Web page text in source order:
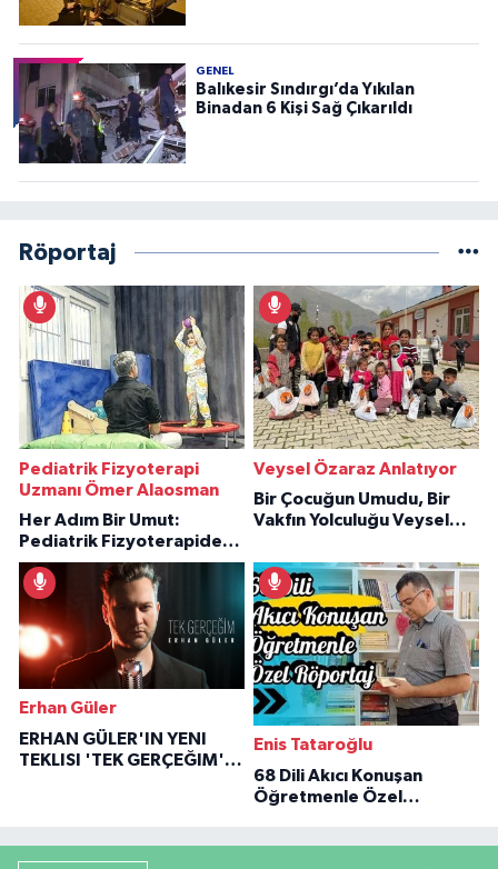
GENEL
Balıkesir Sındırgı’da Yıkılan
Binadan 6 Kişi Sağ Çıkarıldı
Röportaj
Pediatrik Fizyoterapi
Uzmanı Ömer Alaosman
Her Adım Bir Umut:
Pediatrik Fizyoterapiden
İlham Veren Hikâyeler
Veysel Özaraz Anlatıyor
Bir Çocuğun Umudu, Bir
Vakfın Yolculuğu Veysel
Erhan Güler
ERHAN GÜLER'IN YENI
TEKLISI 'TEK GERÇEĞIM'LE
Enis Tataroğlu
68 Dili Akıcı Konuşan
Öğretmenle Özel